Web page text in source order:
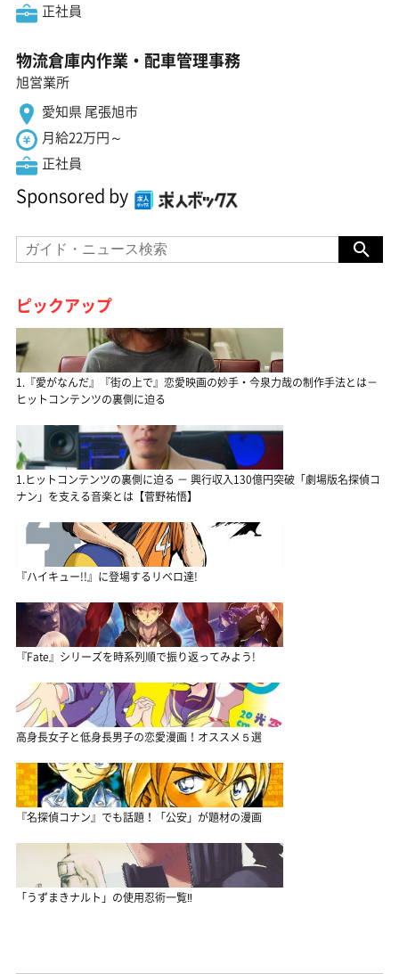
正社員
物流倉庫内作業・配車管理事務
旭営業所
愛知県 尾張旭市
月給22万円～
正社員
Sponsored by
ピックアップ
1.『愛がなんだ』『街の上で』恋愛映画の妙手・今泉力哉の制作手法とは－
ヒットコンテンツの裏側に迫る
1.ヒットコンテンツの裏側に迫る － 興行収入130億円突破「劇場版名探偵コ
ナン」を支える音楽とは【菅野祐悟】
『ハイキュー!!』に登場するリベロ達!
『Fate』シリーズを時系列順で振り返ってみよう!
高身長女子と低身長男子の恋愛漫画！オススメ５選
『名探偵コナン』でも話題！「公安」が題材の漫画
「うずまきナルト」の使用忍術一覧‼